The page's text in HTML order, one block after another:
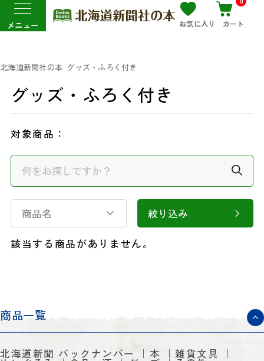
メニュー お気に入り カート
北海道新聞社の本 グッズ・ふろく付き
グッズ・ふろく付き
対象商品：
商品名 絞り込み
該当する商品がありません。
商品一覧
北海道新聞 バックナンバー 本 雑貨文具